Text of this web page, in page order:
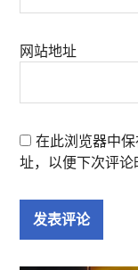
网站地址
在此浏览器中
址，以便下次评论